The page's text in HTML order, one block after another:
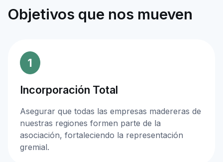
Objetivos que nos mueven
1
Incorporación Total
Asegurar que todas las empresas madereras de
nuestras regiones formen parte de la
asociación, fortaleciendo la representación
gremial.